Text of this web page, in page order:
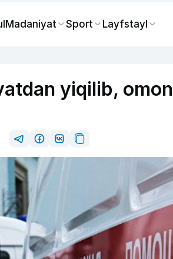
Madaniyat Sport Layfstayl
yiqilib, omon